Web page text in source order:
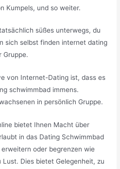
Kumpels, und so weiter.
süßes unterwegs, du
sich selbst finden internet dating
Gruppe.
von Internet-Dating ist, dass es
schwimmbad immens.
in persönlich Gruppe.
bietet Ihnen Macht über
in das Dating Schwimmbad
oder begrenzen wie
Dies bietet Gelegenheit, zu